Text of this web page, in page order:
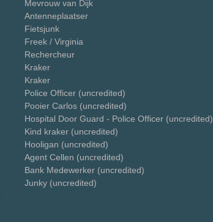
Mevrouw van Dijk
Antenneplaatser
Fietsjunk
Freek / Virginia
Rechercheur
Kraker
Kraker
Police Officer (uncredited)
Pooier Carlos (uncredited)
Hospital Door Guard - Police Officer (uncredited)
Kind kraker (uncredited)
Hooligan (uncredited)
Agent Cellen (uncredited)
Bank Medewerker (uncredited)
Junky (uncredited)